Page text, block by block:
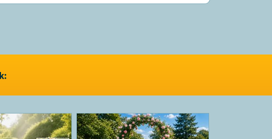
A termék forgalmazója a Tool Shop s. r. o.